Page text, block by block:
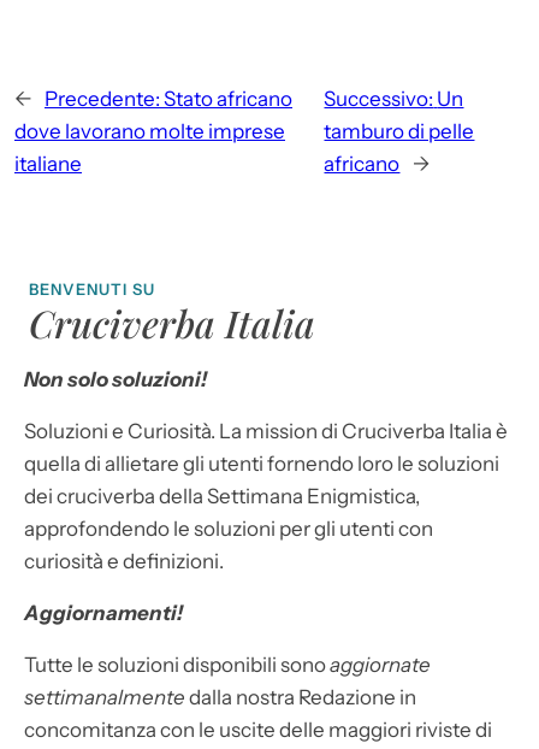
← Precedente: Stato africano
dove lavorano molte imprese
italiane
Successivo: Un
tamburo di pelle
africano →
BENVENUTI SU
Cruciverba Italia
Non solo soluzioni!
Soluzioni e Curiosità. La mission di Cruciverba Italia è
quella di allietare gli utenti fornendo loro le soluzioni
dei cruciverba della Settimana Enigmistica,
approfondendo le soluzioni per gli utenti con
curiosità e definizioni.
Aggiornamenti!
Tutte le soluzioni disponibili sonoaggiornate
settimanalmente dalla nostra Redazione in
concomitanza con le uscite delle maggiori riviste di